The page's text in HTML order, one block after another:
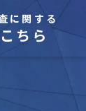
に関する
ちら